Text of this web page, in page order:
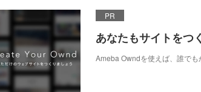
PR
あなたもサイトをつ
Ameba Owndを使えば、誰でも